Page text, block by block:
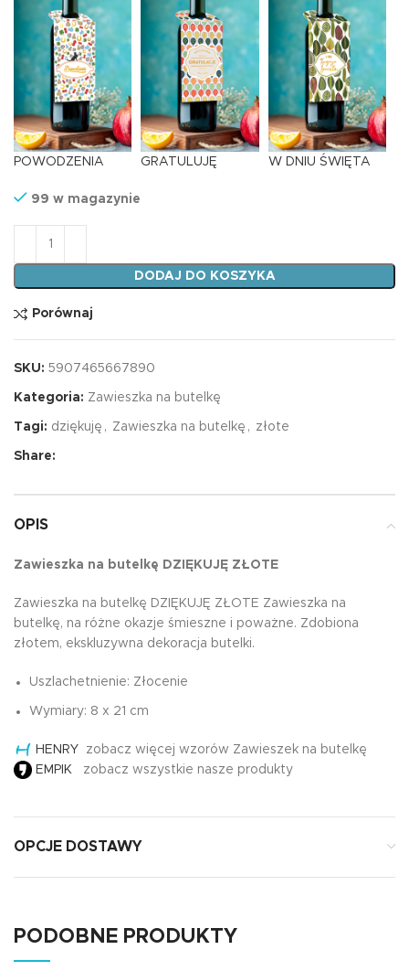
POWODZENIA GRATULUJĘ W DNIU ŚWIĘTA
99 w magazynie
DODAJ DO KOSZYKA
Porównaj
SKU: 5907465667890
Kategoria: Zawieszka na butelkę
Tagi: dziękuję , Zawieszka na butelkę , złote
Share:
OPIS
Zawieszka na butelkę DZIĘKUJĘ ZŁOTE
Zawieszka na butelkę DZIĘKUJĘ ZŁOTE Zawieszka na
butelkę, na różne okazje śmieszne i poważne. Zdobiona
złotem, ekskluzywna dekoracja butelki.
Uszlachetnienie: Złocenie
Wymiary: 8 x 21 cm
HENRY zobacz więcej wzorów Zawieszek na butelkę
EMPIK zobacz wszystkie nasze produkty
OPCJE DOSTAWY
PODOBNE PRODUKTY